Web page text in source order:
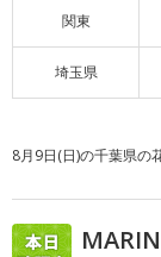
関東
埼玉県
8月9日(日)の千葉県の